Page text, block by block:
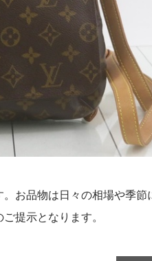
お品物は日々の相場や季
提示となります。